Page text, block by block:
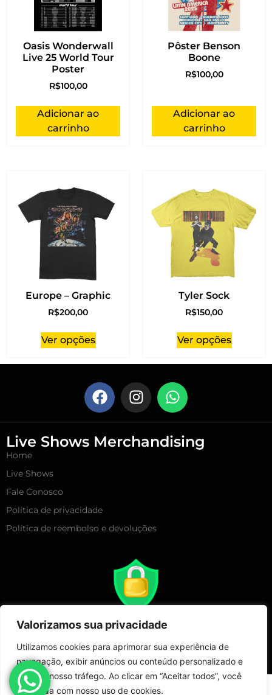
Valorizamos sua privacidade
Utilizamos cookies para aprimorar sua experiência de
navegação, exibir anúncios ou conteúdo personalizado e
analisar nosso tráfego. Ao clicar em “Aceitar todos”, você
concorda com nosso uso de cookies.
Oasis Wonderwall
Live 25 World Tour
Poster
R$100,00
Adicionar ao
carrinho
Pôster Benson
Boone
R$100,00
Adicionar ao
carrinho
Europe – Graphic
R$200,00
Ver opções
Tyler Sock
R$150,00
Ver opções
Live Shows Merchandising
Home
Live Shows
Fale Conosco
Política de privacidade
Política de reembolso e devoluções
Copyright 2025 – Live Show Merchandising | Todos Direitos